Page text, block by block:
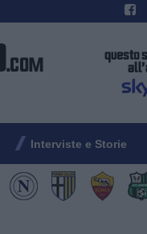
Interviste e Storie